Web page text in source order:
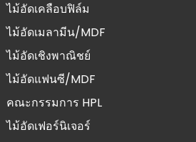
ไม้อัดเคลือบฟิล์ม
ไม้อัดเมลามีน/MDF
ไม้อัดเชิงพาณิชย์
ไม้อัดแฟนซี/MDF
คณะกรรมการ HPL
ไม้อัดเฟอร์นิเจอร์